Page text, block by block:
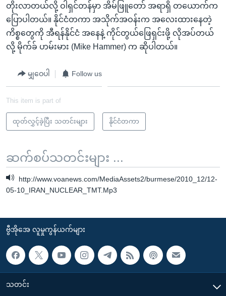
တိုးလာတယ်လို့ ဝါရှင်တန်မှာ အိမ်ဖြူတော် အရာရှိ တယောက်က
ပြောပါတယ်။ နိုင်ငံတကာ အသိုက်အဝန်းက အလေးထားနေတဲ့
ကိစ္စတွေကို အီရန်နိုင်ငံ အနေနဲ့ ကိုင်တွယ်ဖြေရှင်းဖို့ လိုအပ်တယ်
လို့ မိုက်ခ် ဟမ်းမား (Mike Hammer) က ဆိုပါတယ်။
မျှဝေပါ Follow us
This item is part of
ထုတ်လွှင့်ခဲ့ပြီး သတင်းများ နိုင်ငံတကာ
ဆက်စပ်သတင်းများ ...
http://www.voanews.com/MediaAssets2/burmese/2010_12/12-
05-10_IRAN_NUCLEAR_TMT.Mp3
ဗွီအိုအေ လူမှုကွန်ယက်များ
သတင်း